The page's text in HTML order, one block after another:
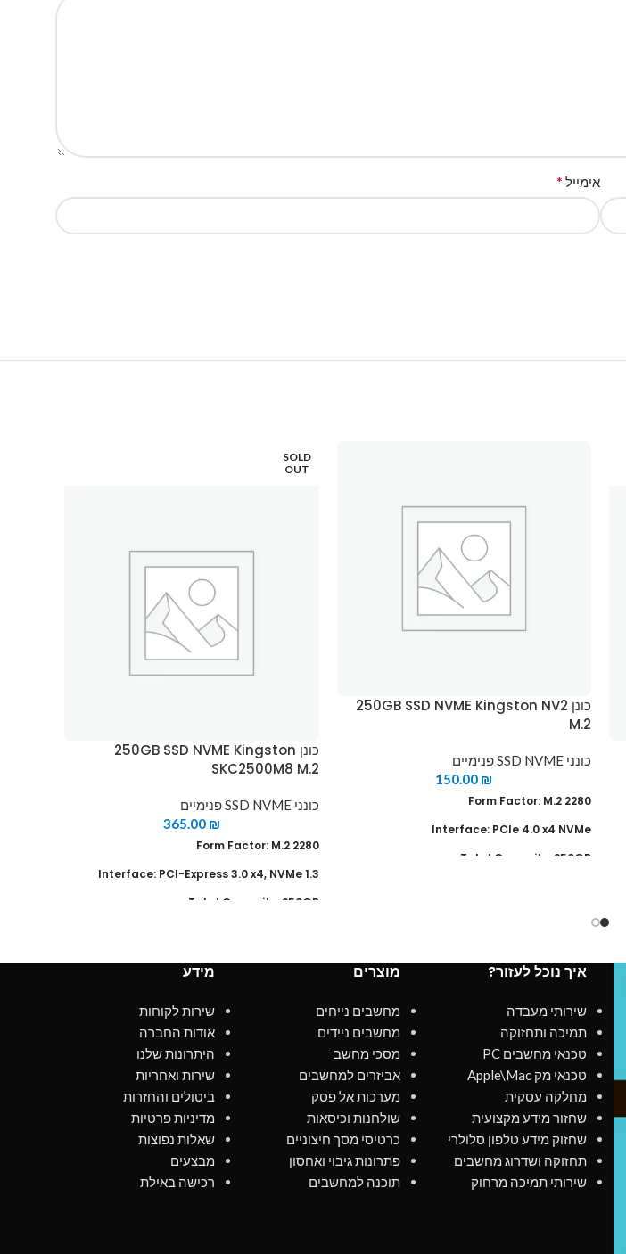
אימייל *
כונן 250GB SSD NVME Kingston NV2
M.2
כונני SSD NVME פנימיים
150.00 ₪
Form Factor: M.2 2280
Interface: PCIe 4.0 x4 NVMe
Total Capacity: 250GB
TRIM & S.M.A.R.T supported
SOLD
OUT
כונן 250GB SSD NVME Kingston
SKC2500M8 M.2
כונני SSD NVME פנימיים
365.00 ₪
Form Factor: M.2 2280
Interface: PCI-Express 3.0 x4, NVMe 1.3
Total Capacity: 250GB
Read Speed : up to 3000 MB/s
TRIM & S.M.A.R.T supported
איך נוכל לעזור?
שירותי מעבדה
תמיכה ותחזוקה
טכנאי מחשבים PC
טכנאי מק Apple\Mac
מחלקה עסקית
שחזור מידע מקצועית
שחזוק מידע טלפון סלולרי
תחזוקה ושדרוג מחשבים
שירותי תמיכה מרחוק
מוצרים
מחשבים נייחים
מחשבים ניידים
מסכי מחשב
אביזרים למחשבים
מערכות אל פסק
שולחנות וכיסאות
כרטיסי מסך חיצוניים
פתרונות גיבוי ואחסון
תוכנה למחשבים
מידע
שירות לקוחות
אודות החברה
היתרונות שלנו
שירות ואחריות
ביטולים והחזרות
מדיניות פרטיות
שאלות נפוצות
מבצעים
רכישה באילת